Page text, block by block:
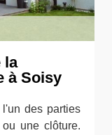
la
à Soisy
l'un des parties
une clôture.